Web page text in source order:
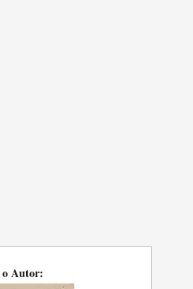
o Autor: